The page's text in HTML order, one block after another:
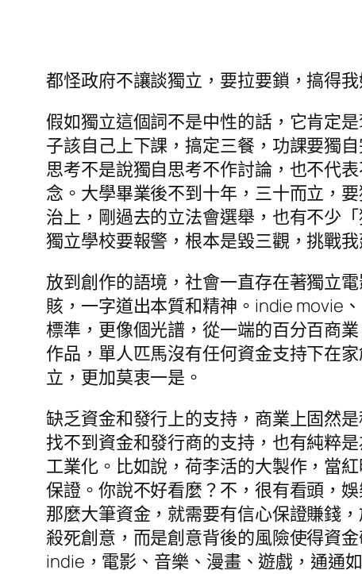
都怪政府不讓談獨立，要拉要鎖，搞得我
假如獨立這個詞不是中性的話，它肯定
子該自己上下課，搞定三餐，功課要獨
思考不是說獨自思考不作討論，也不代
念。大學畢業後不到十年，三十而立，
治上，剛過去的立法會選舉，也有不少
獨立學校要報警，根本是毀三觀，挑戰
放到創作的語境，社會一直存在著獨立
賅，一字道出本質和精神。indie movie
標準，更像個光譜，從一端的百分百商
作品，單人匹馬沒有任何資金支持下在
立，更加莫衷一是。
缺乏資金和發行上的支持，商業上固然
找不到資金和發行商的支持，也有純粹
工業化。比如說，荷李活的大製作，當
保證。你說不好看麼？不，很有看頭，
那麼大筆資金，就需要有信心保證賺錢
殺死創意，而是創意背後的風險使得資
indie，電影、音樂、漫畫、遊戲，通通